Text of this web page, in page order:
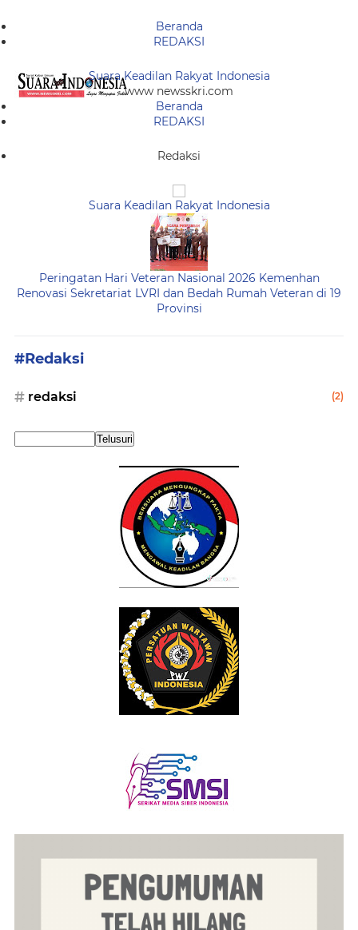
Beranda
REDAKSI
Suara Keadilan Rakyat Indonesia
www newsskri.com
Beranda
REDAKSI
Redaksi
Suara Keadilan Rakyat Indonesia
Peringatan Hari Veteran Nasional 2026 Kemenhan
Renovasi Sekretariat LVRI dan Bedah Rumah Veteran di 19
Provinsi
#Redaksi
redaksi (2)